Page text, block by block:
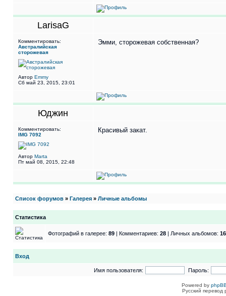
LarisaG
Комментировать:
Австралийская
сторожевая
Автор Emmy
Сб май 23, 2015, 23:01
Эмми, сторожевая собственная?
Юджин
Комментировать:
IMG 7092
Автор Marta
Пт май 08, 2015, 22:48
Красивый закат.
Список форумов » Галерея » Личные альбомы
Статистика
Фотографий в галерее: 89 | Комментариев: 28 | Личных альбомов: 16
Вход
Имя пользователя: Пароль:
Powered by
Русский